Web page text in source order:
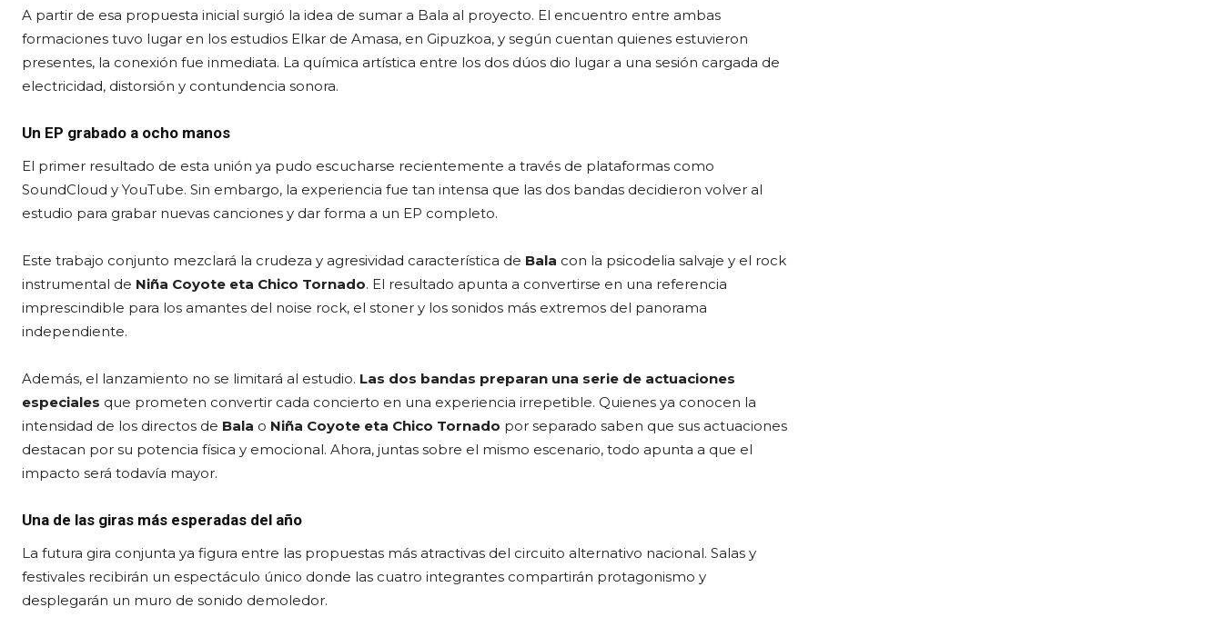
A partir de esa propuesta inicial surgió la idea de sumar a Bala al proyecto. El encuentro entre ambas
formaciones tuvo lugar en los estudios Elkar de Amasa, en Gipuzkoa, y según cuentan quienes estuvieron
presentes, la conexión fue inmediata. La química artística entre los dos dúos dio lugar a una sesión cargada de
electricidad, distorsión y contundencia sonora.
Un EP grabado a ocho manos
El primer resultado de esta unión ya pudo escucharse recientemente a través de plataformas como
SoundCloud y YouTube. Sin embargo, la experiencia fue tan intensa que las dos bandas decidieron volver al
estudio para grabar nuevas canciones y dar forma a un EP completo.
Este trabajo conjunto mezclará la crudeza y agresividad característica de Bala con la psicodelia salvaje y el rock
instrumental de Niña Coyote eta Chico Tornado. El resultado apunta a convertirse en una referencia
imprescindible para los amantes del noise rock, el stoner y los sonidos más extremos del panorama
independiente.
Además, el lanzamiento no se limitará al estudio. Las dos bandas preparan una serie de actuaciones
especiales que prometen convertir cada concierto en una experiencia irrepetible. Quienes ya conocen la
intensidad de los directos de Bala o Niña Coyote eta Chico Tornado por separado saben que sus actuaciones
destacan por su potencia física y emocional. Ahora, juntas sobre el mismo escenario, todo apunta a que el
impacto será todavía mayor.
Una de las giras más esperadas del año
La futura gira conjunta ya figura entre las propuestas más atractivas del circuito alternativo nacional. Salas y
festivales recibirán un espectáculo único donde las cuatro integrantes compartirán protagonismo y
desplegarán un muro de sonido demoledor.